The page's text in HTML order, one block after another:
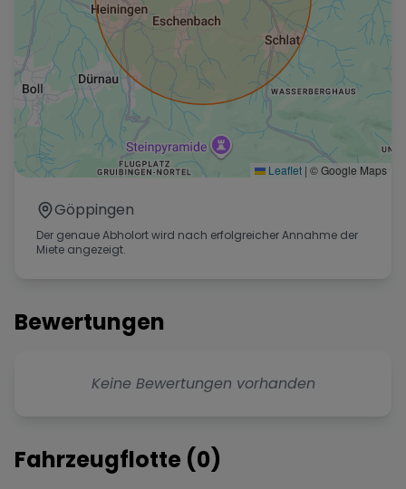
Leaflet | © Google Maps
Göppingen
Der genaue Abholort wird nach erfolgreicher Annahme der
Miete angezeigt.
Bewertungen
Keine Bewertungen vorhanden
Fahrzeugflotte (0)